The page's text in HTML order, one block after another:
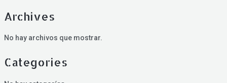
Archives
No hay archivos que mostrar.
Categories